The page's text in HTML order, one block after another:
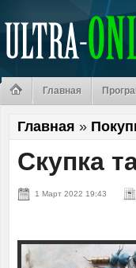
Главная
Главная »
Скупка
1 Март 2022 19:43